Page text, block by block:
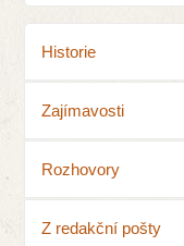
Historie
Zajímavosti
Rozhovory
Z redakční pošty